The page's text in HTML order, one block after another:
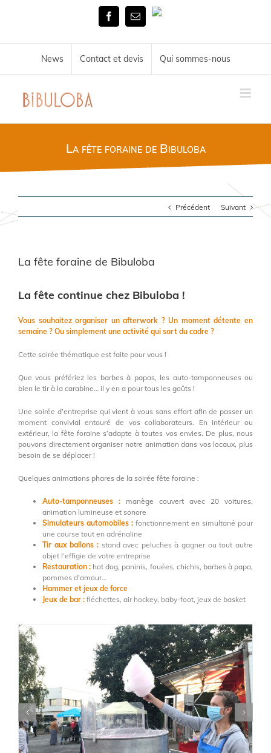
FacebookEmail
Tél.
News Contact et devis Qui sommes-nous
La fête foraine de Bibuloba
Précédent Suivant
La fête foraine de Bibuloba
La fête continue chez Bibuloba !
Vous souhaitez organiser un afterwork ? Un moment détente en
semaine ? Ou simplement une activité qui sort du cadre ?
Cette soirée thématique est faite pour vous !
Que vous préfériez les barbes à papas, les auto-tamponneuses ou
bien le tir à la carabine… il y en a pour tous les goûts !
Une soirée d’entreprise qui vient à vous sans effort afin de passer un
moment convivial entouré de vos collaborateurs. En intérieur ou
extérieur, la fête foraine s’adapte à toutes vos envies. De plus, nous
pouvons directement organiser notre animation dans vos locaux, plus
besoin de se déplacer !
Quelques animations phares de la soirée fête foraine :
Auto-tamponneuses : manège couvert avec 20 voitures,
animation lumineuse et sonore
Simulateurs automobiles : fonctionnement en simultané pour
une course tout en adrénaline
Tir aux ballons : stand avec peluches à gagner ou tout autre
objet l’effigie de votre entreprise
Restauration : hot dog, paninis, fouées, chichis, barbes à papa,
pommes d’amour…
Hammer et jeux de force
Jeux de bar : fléchettes, air hockey, baby-foot, jeux de basket